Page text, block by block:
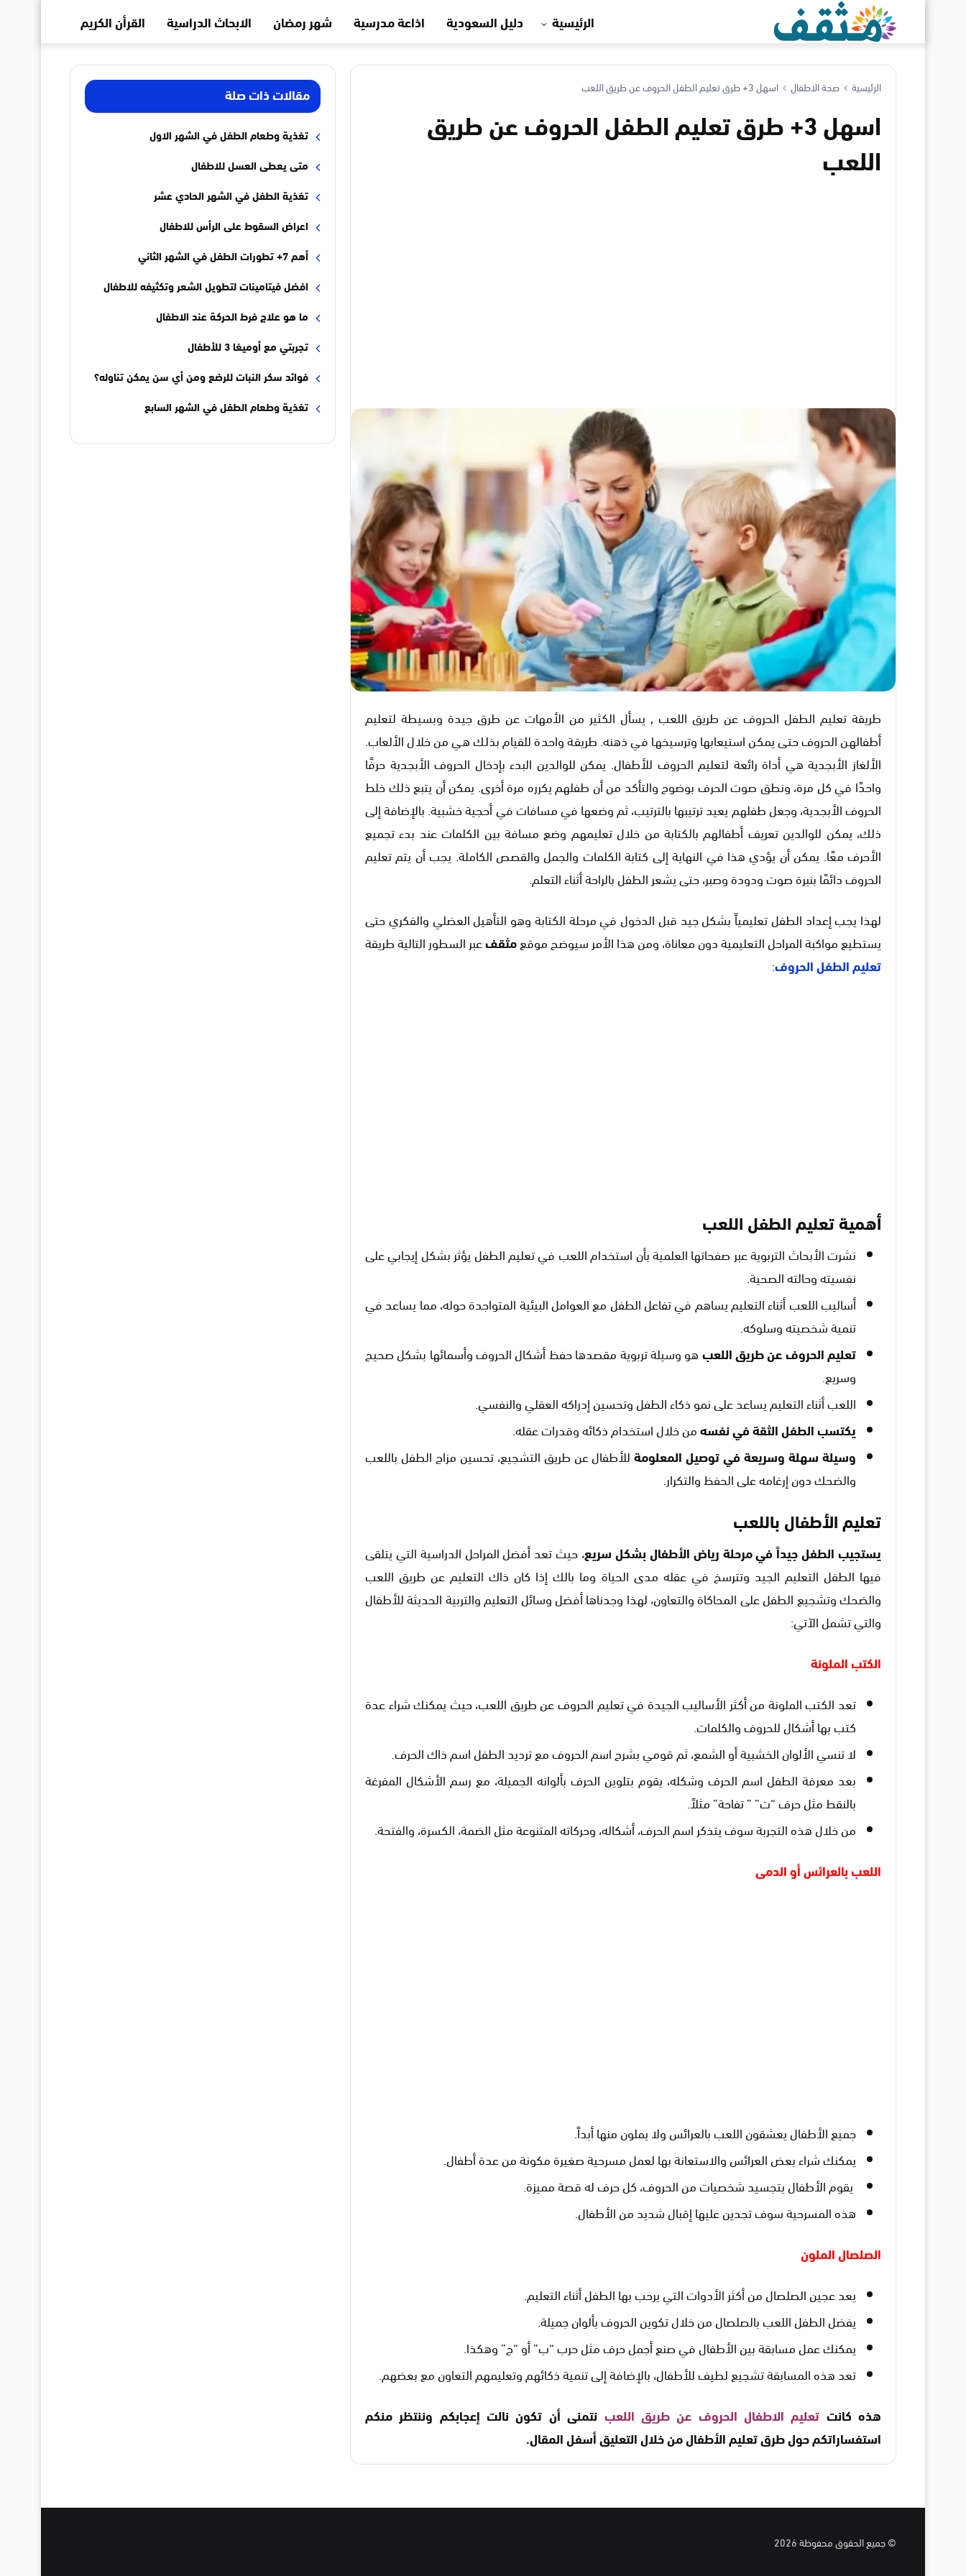
الرئيسية دليل السعودية اذاعة مدرسية شهر رمضان الابحاث الدراسية القرأن الكريم
الرئيسية صحة الاطفال اسهل 3+ طرق تعليم الطفل الحروف عن طريق اللعب
اسهل 3+ طرق تعليم الطفل الحروف عن طريق
اللعب
طريقة تعليم الطفل الحروف عن طريق اللعب , يسأل الكثير من الأمهات عن طرق جيدة وبسيطة لتعليم
أطفالهن الحروف حتى يمكن استيعابها وترسيخها في ذهنه. طريقة واحدة للقيام بذلك هي من خلال الألعاب.
الألغاز الأبجدية هي أداة رائعة لتعليم الحروف للأطفال. يمكن للوالدين البدء بإدخال الحروف الأبجدية حرفًا
واحدًا في كل مرة، ونطق صوت الحرف بوضوح والتأكد من أن طفلهم يكرره مرة أخرى. يمكن أن يتبع ذلك خلط
الحروف الأبجدية، وجعل طفلهم يعيد ترتيبها بالترتيب، ثم وضعها في مسافات في أحجية خشبية. بالإضافة إلى
ذلك، يمكن للوالدين تعريف أطفالهم بالكتابة من خلال تعليمهم وضع مسافة بين الكلمات عند بدء تجميع
الأحرف معًا. يمكن أن يؤدي هذا في النهاية إلى كتابة الكلمات والجمل والقصص الكاملة. يجب أن يتم تعليم
الحروف دائمًا بنبرة صوت ودودة وصبر، حتى يشعر الطفل بالراحة أثناء التعلم.
لهذا يجب إعداد الطفل تعليمياً بشكل جيد قبل الدخول في مرحلة الكتابة وهو التأهيل العضلي والفكري حتى
يستطيع مواكبة المراحل التعليمية دون معاناة، ومن هذا الأمر سيوضح موقعمثقفعبر السطور التالية طريقة
تعليم الطفل الحروف:
أهمية تعليم الطفل اللعب
نشرت الأبحاث التربوية عبر صفحاتها العلمية بأن استخدام اللعب في تعليم الطفل يؤثر بشكل إيجابي على
نفسيته وحالته الصحية.
أساليب اللعب أثناء التعليم يساهم في تفاعل الطفل مع العوامل البيئية المتواجدة حوله، مما يساعد في
تنمية شخصيته وسلوكه.
تعليم الحروف عن طريق اللعب هو وسيلة تربوية مقصدها حفظ أشكال الحروف وأسمائها بشكل صحيح
وسريع.
اللعب أثناء التعليم يساعد على نمو ذكاء الطفل وتحسين إدراكه العقلي والنفسي.
يكتسب الطفل الثقة في نفسهمن خلال استخدام ذكائه وقدرات عقله.
وسيلة سهلة وسريعة في توصيل المعلومةللأطفال عن طريق التشجيع، تحسين مزاج الطفل باللعب
والضحك دون إرغامه على الحفظ والتكرار.
تعليم الأطفال باللعب
يستجيب الطفل جيداً في مرحلة رياض الأطفال بشكل سريع، حيث تعد أفضل المراحل الدراسية التي يتلقى
فيها الطفل التعليم الجيد وتترسخ في عقله مدى الحياة وما بالك إذا كان ذاك التعليم عن طريق اللعب
والضحك وتشجيع الطفل على المحاكاة والتعاون، لهذا وجدناها أفضل وسائل التعليم والتربية الحديثة للأطفال
والتي تشمل الآتي:
الكتب الملونة
تعد الكتب الملونة من أكثر الأساليب الجيدة في تعليم الحروف عن طريق اللعب، حيث يمكنك شراء عدة
كتب بها أشكال للحروف والكلمات.
لا تنسي الألوان الخشبية أو الشمع، ثم قومي بشرح اسم الحروف مع ترديد الطفل اسم ذاك الحرف.
بعد معرفة الطفل اسم الحرف وشكله، يقوم بتلوين الحرف بألوانه الجميلة، مع رسم الأشكال المفرغة
بالنقط مثل حرف “ت” ” تفاحة” مثلاً.
من خلال هذه التجربة سوف يتذكر اسم الحرف، أشكاله، وحركاته المتنوعة مثل الضمة، الكسرة، والفتحة.
اللعب بالعرائس أو الدمى
جميع الأطفال يعشقون اللعب بالعرائس ولا يملون منها أبداً.
يمكنك شراء بعض العرائس والاستعانة بها لعمل مسرحية صغيرة مكونة من عدة أطفال.
يقوم الأطفال يتجسيد شخصيات من الحروف، كل حرف له قصة مميزة.
هذه المسرحية سوف تجدين عليها إقبال شديد من الأطفال.
الصلصال الملون
يعد عجين الصلصال من أكثر الأدوات التي يرحب بها الطفل أثناء التعليم.
يفضل الطفل اللعب بالصلصال من خلال تكوين الحروف بألوان جميلة.
يمكنك عمل مسابقة بين الأطفال في صنع أجمل حرف مثل حرب “ب” أو “ج” وهكذا.
تعد هذه المسابقة تشجيع لطيف للأطفال، بالإضافة إلى تنمية ذكائهم وتعليمهم التعاون مع بعضهم.
هذه كانت تعليم الاطفال الحروف عن طريق اللعب نتمنى أن تكون نالت إعجابكم وننتظر منكم
استفساراتكم حول طرق تعليم الأطفال من خلال التعليق أسفل المقال.
مقالات ذات صلة
تغذية وطعام الطفل في الشهر الاول
متى يعطى العسل للاطفال
تغذية الطفل في الشهر الحادي عشر
اعراض السقوط على الرأس للاطفال
أهم 7+ تطورات الطفل في الشهر الثاني
افضل فيتامينات لتطويل الشعر وتكثيفه للاطفال
ما هو علاج فرط الحركة عند الاطفال
تجربتي مع أوميغا 3 للأطفال
فوائد سكر النبات للرضع ومن أي سن يمكن تناوله؟
تغذية وطعام الطفل في الشهر السابع
© جميع الحقوق محفوظة 2026